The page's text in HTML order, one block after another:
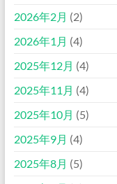
2026年2月 (2)
2026年1月 (4)
2025年12月 (4)
2025年11月 (4)
2025年10月 (5)
2025年9月 (4)
2025年8月 (5)